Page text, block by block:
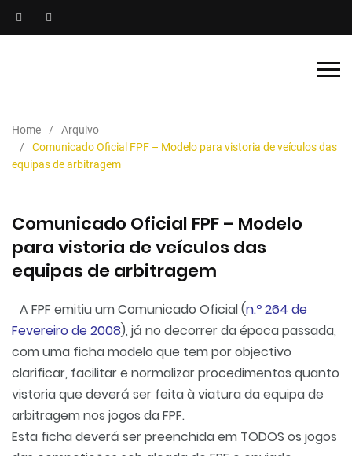
Home
Arquivo
Comunicado Oficial FPF – Modelo para vistoria de veículos das
equipas de arbitragem
Comunicado Oficial FPF – Modelo
para vistoria de veículos das
equipas de arbitragem
A FPF emitiu um Comunicado Oficial (n.º 264 de
Fevereiro de 2008), já no decorrer da época passada,
com uma ficha modelo que tem por objectivo
clarificar, facilitar e normalizar procedimentos quanto
vistoria que deverá ser feita à viatura da equipa de
arbitragem nos jogos da FPF.
Esta ficha deverá ser preenchida em TODOS os jogos